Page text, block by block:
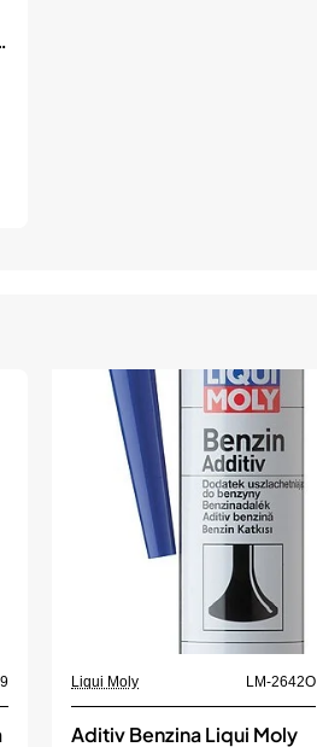
Liqui Moly LM-2642O
Aditiv Benzina Liqui Moly